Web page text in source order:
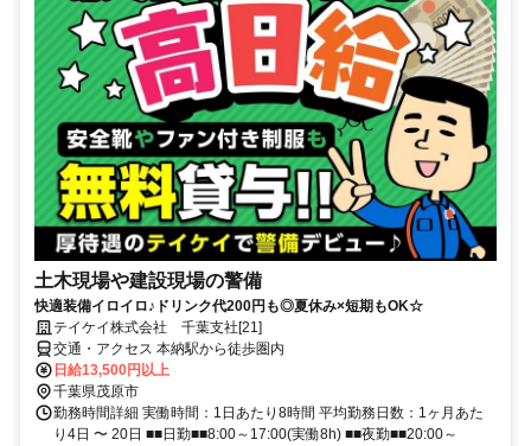
土木現場や建設現場の警備
快適装備イロイロ♪ドリンク代200円も◎夏休み×短期もOK☆
テイケイ株式会社 千葉支社[21]
交通・アクセス 本納駅から徒歩圏内
日給13,500円以上
千葉県茂原市
勤務時間詳細 実働時間：1日あたり8時間 平均勤務日数：1ヶ月あた
り4日 〜 20日 ■■日勤■■8:00～17:00(実働8h) ■■夜勤■■20:00～